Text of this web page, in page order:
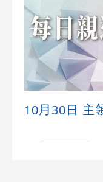
10月30日 主